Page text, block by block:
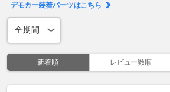
デモカー装着パーツはこちら
新着順 レビュー数順